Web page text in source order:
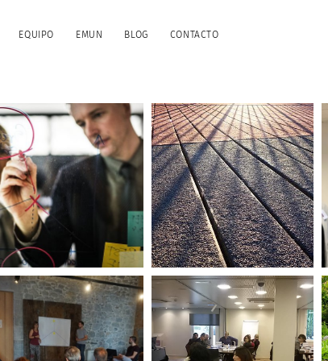
EQUIPO EMUN BLOG CONTACTO